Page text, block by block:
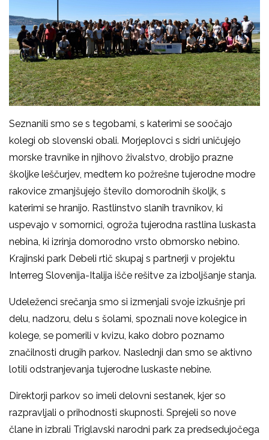
Seznanili smo se s tegobami, s katerimi se soočajo
kolegi ob slovenski obali. Morjeplovci s sidri uničujejo
morske travnike in njihovo živalstvo, drobijo prazne
školjke leščurjev, medtem ko požrešne tujerodne modre
rakovice zmanjšujejo število domorodnih školjk, s
katerimi se hranijo. Rastlinstvo slanih travnikov, ki
uspevajo v somornici, ogroža tujerodna rastlina luskasta
nebina, ki izrinja domorodno vrsto obmorsko nebino.
Krajinski park Debeli rtič skupaj s partnerji v projektu
Interreg Slovenija-Italija išče rešitve za izboljšanje stanja.
Udeleženci srečanja smo si izmenjali svoje izkušnje pri
delu, nadzoru, delu s šolami, spoznali nove kolegice in
kolege, se pomerili v kvizu, kako dobro poznamo
značilnosti drugih parkov. Naslednji dan smo se aktivno
lotili odstranjevanja tujerodne luskaste nebine.
Direktorji parkov so imeli delovni sestanek, kjer so
razpravljali o prihodnosti skupnosti. Sprejeli so nove
člane in izbrali Triglavski narodni park za predsedujočega